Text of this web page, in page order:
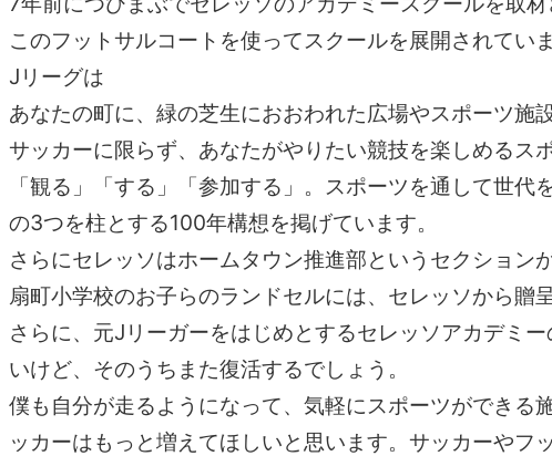
このフットサルコートを使ってスクールを展開されてい
Jリーグは
あなたの町に、緑の芝生におおわれた広場やスポーツ施
サッカーに限らず、あなたがやりたい競技を楽しめるス
「観る」「する」「参加する」。スポーツを通して世代
の3つを柱とする100年構想を掲げています。
さらにセレッソはホームタウン推進部というセクション
扇町小学校のお子らのランドセルには、セレッソから贈
さらに、元Jリーガーをはじめとするセレッソアカデミ
いけど、そのうちまた復活するでしょう。
僕も自分が走るようになって、気軽にスポーツができる
ッカーはもっと増えてほしいと思います。サッカーやフ